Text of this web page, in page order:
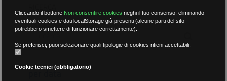
per data
Cliccando il bottone Non consentire cookies neghi il tuo consenso, eliminando
eventuali cookies e dati localStorage già presenti (alcune parti del sito
potrebbero smettere di funzionare correttamente).
Se preferisci, puoi selezionare quali tipologie di cookies ritieni accettabili:
Cookie tecnici (obbligatorio)